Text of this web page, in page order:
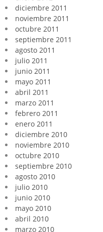
diciembre 2011
noviembre 2011
octubre 2011
septiembre 2011
agosto 2011
julio 2011
junio 2011
mayo 2011
abril 2011
marzo 2011
febrero 2011
enero 2011
diciembre 2010
noviembre 2010
octubre 2010
septiembre 2010
agosto 2010
julio 2010
junio 2010
mayo 2010
abril 2010
marzo 2010